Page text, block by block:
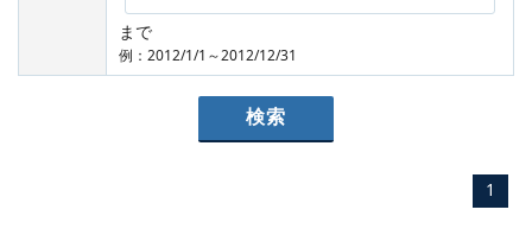
まで
例：2012/1/1～2012/12/31
1